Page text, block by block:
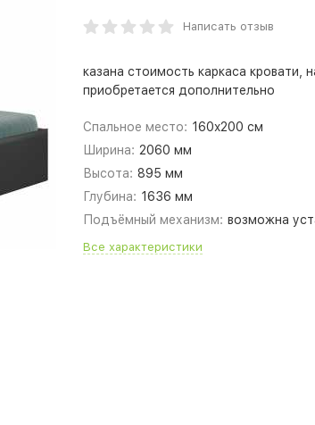
Написать отзыв
казана стоимость каркаса кровати,
приобретается дополнительно
Спальное место: 160x200 см
Ширина: 2060 мм
Высота: 895 мм
Глубина: 1636 мм
Подъёмный механизм: возможна
Все характеристики